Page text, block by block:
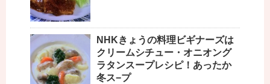
NHKきょうの料理ビギナーズは
クリームシチュー・オニオング
ラタンスープレシピ！あったか
冬ス−プ